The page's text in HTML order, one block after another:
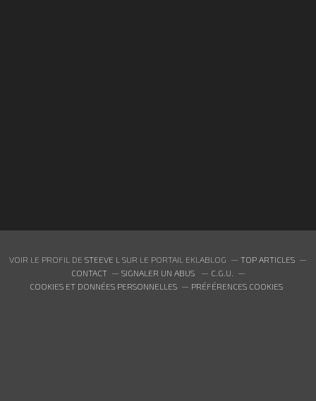
VOIR LE PROFIL DE STEEVE L SUR LE PORTAIL EKLABLOG
TOP ARTICLES
CONTACT
SIGNALER UN ABUS
C.G.U.
COOKIES ET DONNÉES PERSONNELLES
PRÉFÉRENCES COOKIES